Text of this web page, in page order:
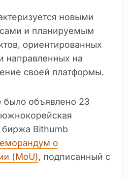
новыми
и планируемым
ориентированных
направленных на
своей платформы.
объявлено 23
южнокорейская
биржа Bithumb
о
(MoU), подписанный с